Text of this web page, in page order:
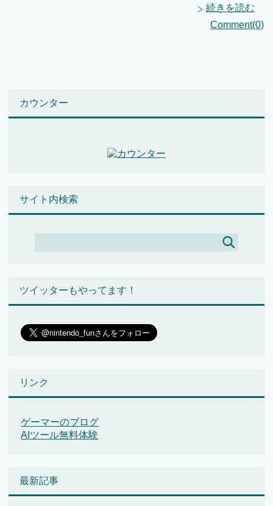
続きを読む
Comment(0)
カウンター
サイト内検索
ツイッターもやってます！
リンク
ゲーマーのブログ
AIツール無料体験
最新記事